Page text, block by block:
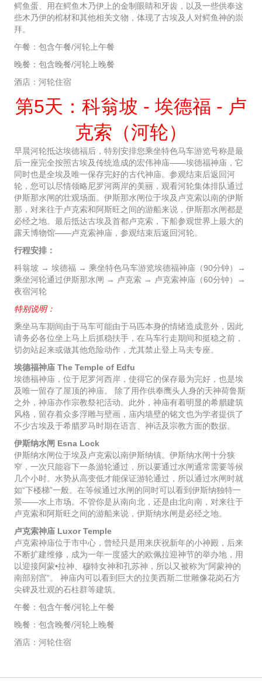
鳄鱼蛋、用在鳄鱼木乃伊上的金制眼睛和牙齿，以及一些供奉这
些木乃伊的棺材和其他相关文物，体现了古埃及人对鳄鱼神的崇
拜。
午餐：包含午餐/河轮上午餐
晚餐：包含晚餐/河轮上晚餐
酒店：河轮住宿
第5天：科翁坡 - 埃德福 - 卢
克索（河轮）
早晨河轮抵达埃德福后，特别安排您乘坐特色马车游览号称是最
后一座完全按照古埃及传统造成的宏伟神庙——埃德福神庙，它
同时也是全埃及唯一保存完好的古代神庙。参观结束后返回河
轮，您可以尽情领略尼罗河两岸的美丽，观看河轮集体排队通过
伊斯那水闸的壮观场面。伊斯那水闸位于埃及卢克索以南的伊斯
那，对来往于卢克索和阿斯旺之间的游船来说，伊斯那水闸都是
必经之地。最后抵达古埃及首都卢克索，下船参观世界上最大的
露天博物馆——卢克索神庙，参观结束后返回河轮。
行程安排：
科翁坡 → 埃德福 → 乘坐特色马车游览埃德福神庙（90分钟）→
乘坐河轮通过伊斯那水闸 → 卢克索 → 卢克索神庙（60分钟）→
夜宿河轮
特别说明：
乘坐马车期间由于马车可能由于马匹本身的情绪造成意外，因此
请务必各位坐上马上后抓稳扶手，在马车行走期间和挺稳之前，
切勿站起来或做其他危险动作，尤其禁止登上马夫专座。
埃德福神庙 The Temple of Edfu
埃德福神庙，位于尼罗河西岸，使得它的保存最为完好，也是埃
及唯一留存了屋顶的神庙。 除了用作供奉鹰头人身的天神荷鲁斯
之外，神庙亦作宗教祭祀活动。此外，神庙有着明显的希腊建筑
风格，留存着众多浮雕与壁画，庙内墙壁的铭文也为学者提供了
不少古埃及于希腊罗马时期在语言、神话及宗教方面的数据。
伊斯纳水闸 Esna Lock
伊斯纳水闸位于埃及卢克索以南伊斯纳镇。伊斯纳水闸十分狭
窄，一次只能容下一条游轮通过，所以要通过水闸通常需要等候
几个小时。水势从高变低才能保证游轮通过，所以通过水闸时就
如“下楼梯”一般。在等候通过水闸的同时可以看到伊斯纳独特一
景——水上市场。不管你是从南向北，还是由北向南，对来往于
卢克索和阿斯旺之间的游船来说，伊斯纳水闸是必经之地。
卢克索神庙 Luxor Temple
卢克索神庙位于市中心，曾经只是用来庆祝新年的小神殿，后来
不断扩建维修，成为一年一度盛大的欧佩拉迎神节的举办地，用
以迎接阿蒙•拉神、穆特女神和孔苏神，所以又被称为“阿蒙神的
南部别宫”。 神庙内可以看到巨大的拉美西斯二世雕像花岗石方
尖碑及壮观的石柱群等建筑。
午餐：包含午餐/河轮上午餐
晚餐：包含晚餐/河轮上晚餐
酒店：河轮住宿